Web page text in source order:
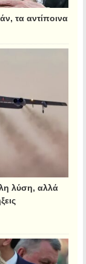
τα αντίποινα
λύση, αλλά